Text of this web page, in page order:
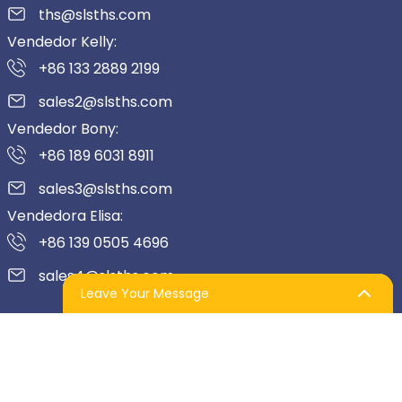
ths@slsths.com
Vendedor Kelly:
+86 133 2889 2199
sales2@slsths.com
Vendedor Bony:
+86 189 6031 8911
sales3@slsths.com
Vendedora Elisa:
+86 139 0505 4696
sales4@slsths.com
Leave Your Message